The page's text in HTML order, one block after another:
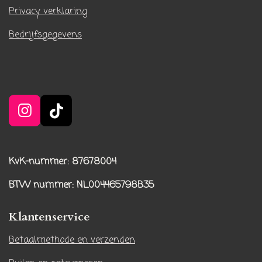
Privacy verklaring
Bedrijfsgegevens
I
n
t
a
g
a
m
T
i
T
o
k
KvK-nummer: 87678004
BTW nummer: NL004465798B35
Klantenservice
Betaalmethode en verzenden